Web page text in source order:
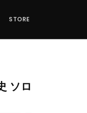
STORE
ソロ